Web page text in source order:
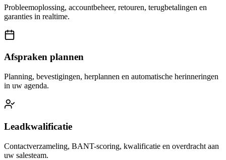
Probleemoplossing, accountbeheer, retouren, terugbetalingen en
garanties in realtime.
Afspraken plannen
Planning, bevestigingen, herplannen en automatische herinneringen
in uw agenda.
Leadkwalificatie
Contactverzameling, BANT-scoring, kwalificatie en overdracht aan
uw salesteam.